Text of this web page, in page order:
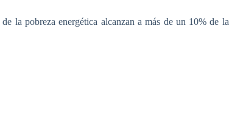
de lapobreza energética alcanzan amás de un 10% de la